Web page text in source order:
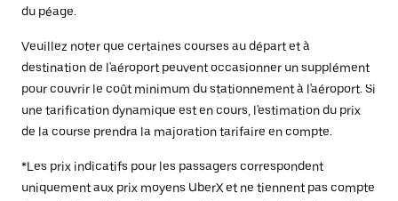
du péage.
Veuillez noter que certaines courses au départ et à
destination de l'aéroport peuvent occasionner un supplément
pour couvrir le coût minimum du stationnement à l'aéroport. Si
une tarification dynamique est en cours, l'estimation du prix
de la course prendra la majoration tarifaire en compte.
*Les prix indicatifs pour les passagers correspondent
uniquement aux prix moyens UberX et ne tiennent pas compte